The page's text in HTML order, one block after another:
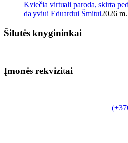
Kviečia virtuali paroda, skirta
dalyviui Eduardui Šmitui2026
Šilutės knygininkai
Įmonės rekvizitai